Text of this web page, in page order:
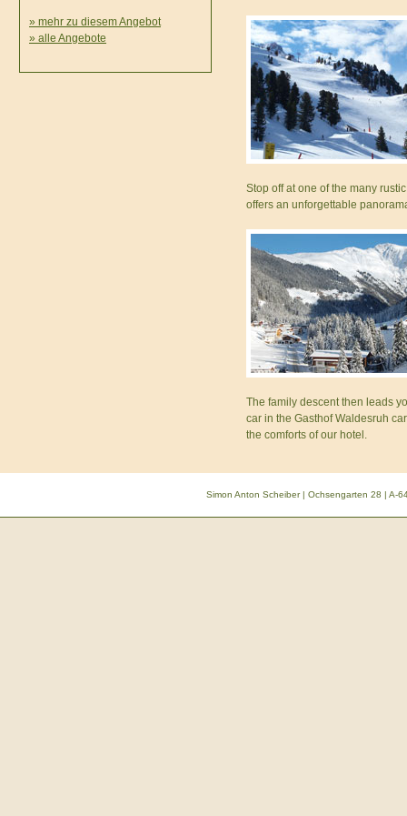
» mehr zu diesem Angebot
» alle Angebote
Stop off at one of the many
offers an unforgettable
The family descent then leads
car in the Gasthof Waldesruh
the comforts of our hotel.
Simon Anton Scheiber | Ochsengarten 28 | A-